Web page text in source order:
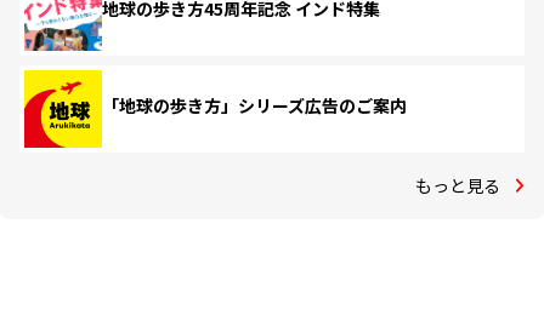
地球の歩き方45周年記念 インド特集
「地球の歩き方」シリーズ広告のご案内
もっと見る